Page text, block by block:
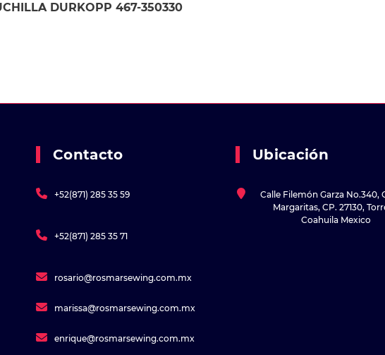
DURKOPP 467-350330
Contacto
+52(871) 285 35 59
+52(871) 285 35 71
rosario@rosmarsewing.com.mx
marissa@rosmarsewing.com.mx
enrique@rosmarsewing.com.mx
Ubicación
Calle Filemón Garza No.340,
Margaritas, CP. 27130,
Coahuila Mexico